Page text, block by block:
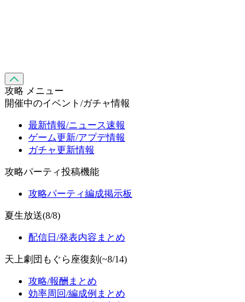
攻略 メニュー
開催中のイベント/ガチャ情報
最新情報/ニュース速報
ゲーム更新/アプデ情報
ガチャ更新情報
攻略パーティ投稿機能
攻略パーティ編成掲示板
夏生放送(8/8)
配信日/発表内容まとめ
天上劇団もぐら座復刻(~8/14)
攻略/報酬まとめ
効率周回/編成例まとめ